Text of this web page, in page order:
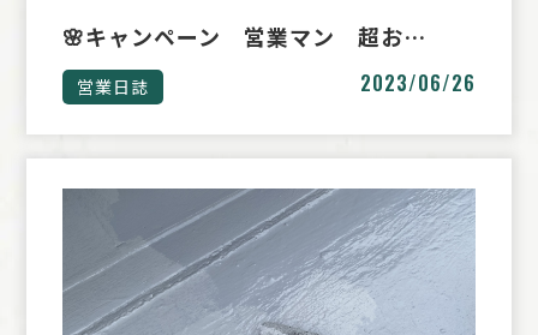
🌸キャンペーン 営業マン 超お…
営業日誌 2023/06/26